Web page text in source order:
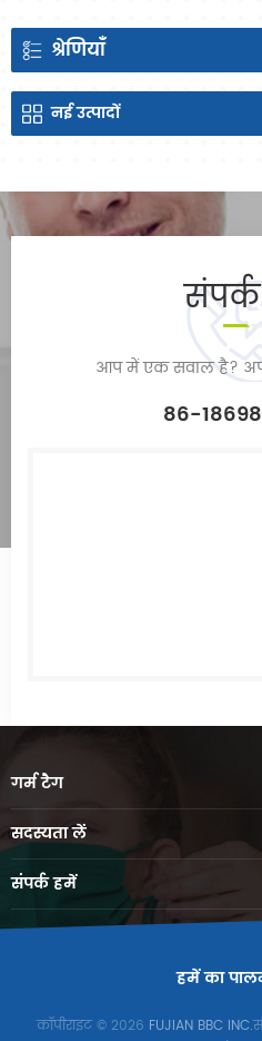
श्रेणियाँ
नईउत्पादों
आप में एक सवाल है?
86-
गर्मटैग
सदस्यता लें
संपर्कहमें
हमें का
कॉपीराइट © 2026 FUJIAN BBC INC.